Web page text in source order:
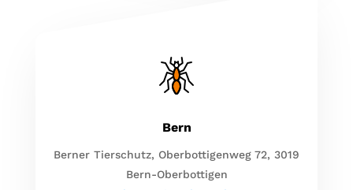
Bern
Berner Tierschutz, Oberbottigenweg 72, 3019
Bern-Oberbottigen